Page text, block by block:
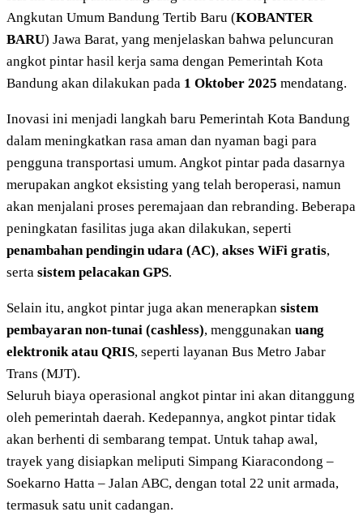
Angkutan Umum Bandung Tertib Baru (KOBANTER
BARU) Jawa Barat, yang menjelaskan bahwa peluncuran
angkot pintar hasil kerja sama dengan Pemerintah Kota
Bandung akan dilakukan pada 1 Oktober 2025 mendatang.
Inovasi ini menjadi langkah baru Pemerintah Kota Bandung
dalam meningkatkan rasa aman dan nyaman bagi para
pengguna transportasi umum. Angkot pintar pada dasarnya
merupakan angkot eksisting yang telah beroperasi, namun
akan menjalani proses peremajaan dan rebranding. Beberapa
peningkatan fasilitas juga akan dilakukan, seperti
penambahan pendingin udara (AC), akses WiFi gratis,
serta sistem pelacakan GPS.
Selain itu, angkot pintar juga akan menerapkan sistem
pembayaran non-tunai (cashless), menggunakan uang
elektronik atau QRIS, seperti layanan Bus Metro Jabar
Trans (MJT).
Seluruh biaya operasional angkot pintar ini akan ditanggung
oleh pemerintah daerah. Kedepannya, angkot pintar tidak
akan berhenti di sembarang tempat. Untuk tahap awal,
trayek yang disiapkan meliputi Simpang Kiaracondong –
Soekarno Hatta – Jalan ABC, dengan total 22 unit armada,
termasuk satu unit cadangan.